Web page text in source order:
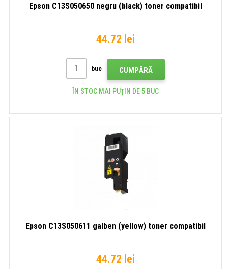
Epson C13S050650 negru (black) toner compatibil
44.72 lei
buc CUMPĂRĂ
ÎN STOC MAI PUȚIN DE 5 BUC
Epson C13S050611 galben (yellow) toner compatibil
44.72 lei